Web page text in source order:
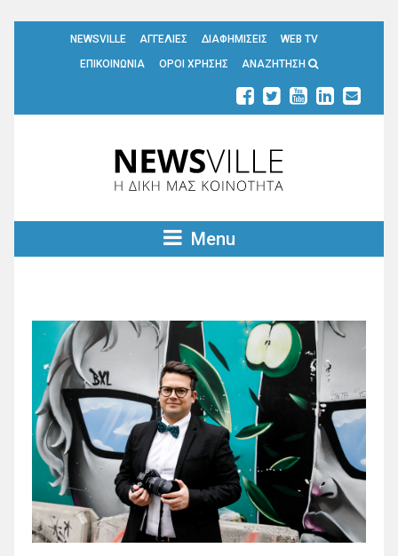
NEWSVILLE ΑΓΓΕΛΙΕΣ ΔΙΑΦΗΜΙΣΕΙΣ
WEB TV
ΕΠΙΚΟΙΝΩΝΙΑ
ΟΡΟΙ ΧΡΗΣΗΣ ΑΝΑΖΗΤΗΣΗ
Menu